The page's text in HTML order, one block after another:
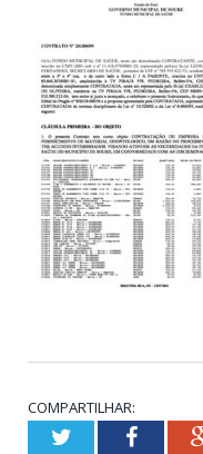
COMPARTILHAR:
Twitter